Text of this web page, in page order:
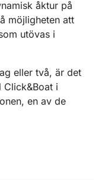
åktur på
möjligheten att
utövas i
eller två, är det
Click&Boat i
en av de